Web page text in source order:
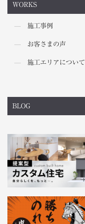
WORKS
施工事例
お客さまの声
施工エリアについて
BLOG